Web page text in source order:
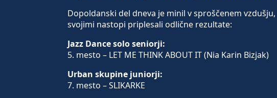
Dopoldanski del dneva je minil v sproščenem
svojimi nastopi priplesali odlične rezultate:
Jazz Dance solo seniorji:
5. mesto – LET ME THINK ABOUT IT (Nia Karin Bizjak)
Urban skupine juniorji:
7. mesto – SLIKARKE